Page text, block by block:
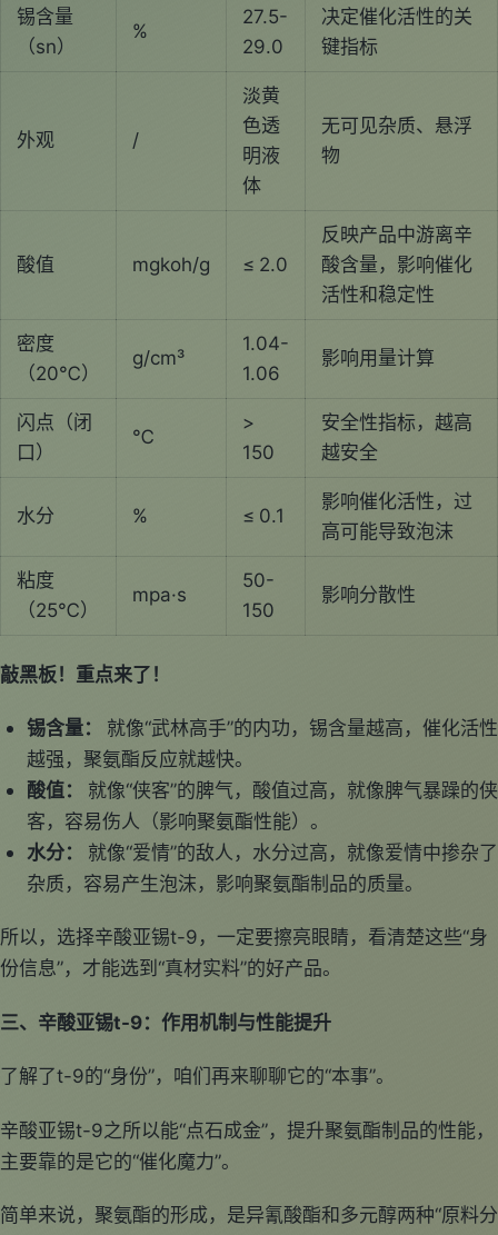
锡含量
（sn）
%
27.5-
29.0
决定催化活性的关
键指标
外观 /
淡黄
色透
明液
体
无可见杂质、悬浮
物
酸值 mgkoh/g ≤ 2.0
反映产品中游离辛
酸含量，影响催化
活性和稳定性
密度
（20℃）
g/cm³
1.04-
1.06
影响用量计算
闪点（闭
口）
℃
>
150
安全性指标，越高
越安全
水分 % ≤ 0.1
影响催化活性，过
高可能导致泡沫
粘度
（25℃）
mpa·s
50-
150
影响分散性
敲黑板！重点来了！
锡含量：
就像“武林高手”的内功，锡含量越高，催化活性
越强，聚氨酯反应就越快。
酸值：
就像“侠客”的脾气，酸值过高，就像脾气暴躁的侠
客，容易伤人（影响聚氨酯性能）。
水分：
就像“爱情”的敌人，水分过高，就像爱情中掺杂了
杂质，容易产生泡沫，影响聚氨酯制品的质量。
所以，选择辛酸亚锡t-9，一定要擦亮眼睛，看清楚这些“身
份信息”，才能选到“真材实料”的好产品。
三、辛酸亚锡t-9：作用机制与性能提升
了解了t-9的“身份”，咱们再来聊聊它的“本事”。
辛酸亚锡t-9之所以能“点石成金”，提升聚氨酯制品的性能，
主要靠的是它的“催化魔力”。
简单来说，聚氨酯的形成，是异氰酸酯和多元醇两种“原料分